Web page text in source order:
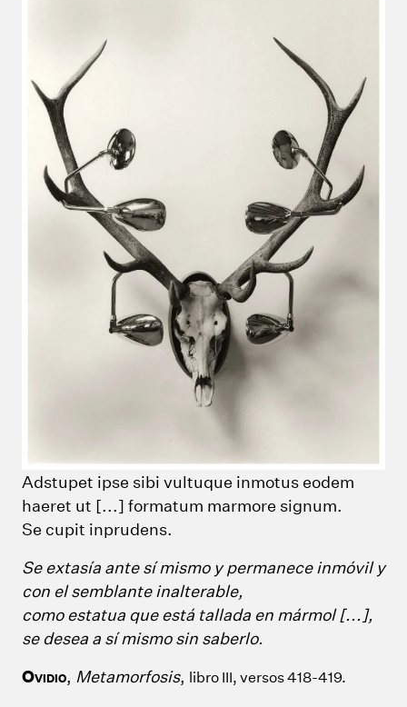
Adstupet ipse sibi vultuque inmotus eodem
haeret ut [...] formatum marmore signum.
Se cupit inprudens.
Se extasía ante sí mismo y permanece inmóvil y
con el semblante inalterable,
como estatua que está tallada en mármol [...],
se desea a sí mismo sin saberlo.
OVIDIO, Metamorfosis, libro III, versos 418-419.